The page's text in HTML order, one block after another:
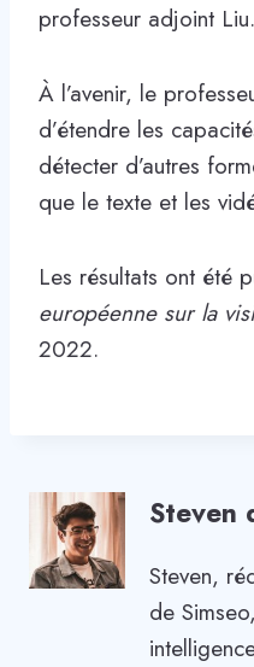
professeur adjoint Liu.
À l’avenir, le
d’étendre les
détecter d’autres
que le texte et les
Les résultats ont été
européenne sur la
2022.
Steven
Steven,
de